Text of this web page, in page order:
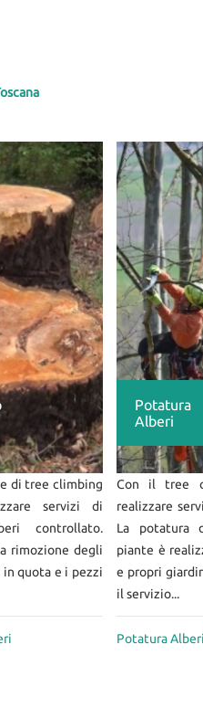
di tree climbing
servizi di
controllato.
rimozione degli
quota e i pezzi
Potatura
Alberi
Con il tree
realizzare
La potatura
piante è
e propri
il servizio...
Potatura Alberi